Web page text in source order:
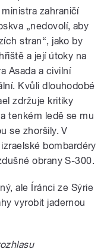
zahraničí
„nedovolí, aby
stran“, jako by
a její útoky na
Asada a civilní
Kvůli dlouhodobé
zdržuje kritiky
tenkém ledě se mu
se zhoršily. V
bombardéry
obrany S-300.
ale Íránci ze Sýrie
vyrobit jadernou